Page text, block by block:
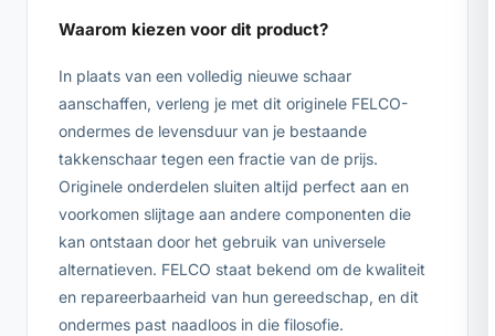
Waarom kiezen voor dit product?
In plaats van een volledig nieuwe schaar
aanschaffen, verleng je met dit originele FELCO-
ondermes de levensduur van je bestaande
takkenschaar tegen een fractie van de prijs.
Originele onderdelen sluiten altijd perfect aan en
voorkomen slijtage aan andere componenten die
kan ontstaan door het gebruik van universele
alternatieven. FELCO staat bekend om de kwaliteit
en repareerbaarheid van hun gereedschap, en dit
ondermes past naadloos in die filosofie.